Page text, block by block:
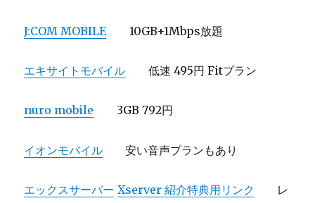
J:COM MOBILE 10GB+1Mbps放題
エキサイトモバイル 低速 495円 Fitプラン
nuro mobile 3GB 792円
イオンモバイル 安い音声プランもあり
エックスサーバー Xserver 紹介特典用リンク
レ